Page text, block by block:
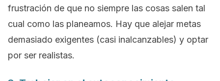
frustración de que no siempre las cosas salen tal
cual como las planeamos. Hay que alejar metas
demasiado exigentes (casi inalcanzables) y optar
por ser realistas.